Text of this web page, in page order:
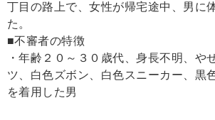
丁目の路上で、女性が帰宅途中、男に
た。
■不審者の特徴
・年齢２０～３０歳代、身長不明、や
ツ、白色ズボン、白色スニーカー、黒
を着用した男